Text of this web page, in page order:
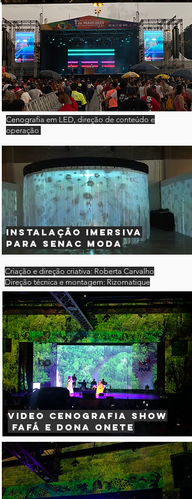
Cenografia em LED, direção de conteúdo e
operação
instalação imersiva
para SENAC moda
Criação e direção criativa: Roberta Carvalho
Direção técnica e montagem: Rizomatique
video Cenografia Show
Fafá e dona onete